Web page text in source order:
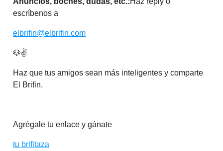
escríbenos a
elbrifin@elbrifin.com
🐶✌️
Haz que tus amigos sean más inteligentes y comparte
El Brifin.
Agrégale tu enlace y gánate
tu brifitaza